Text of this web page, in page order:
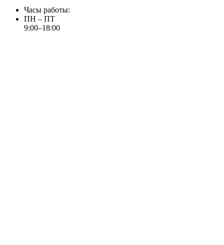
Часы работы:
ПН – ПТ
9:00–18:00